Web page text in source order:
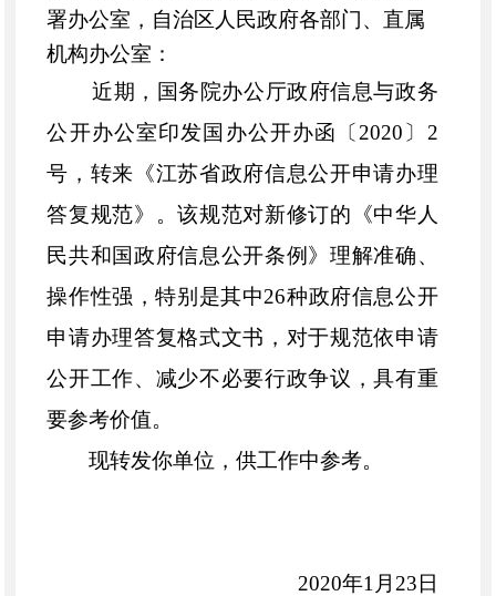
署办公室，自治区人民政府各部门、直属
机构办公室：
近期，国务院办公厅政府信息与政务
公开办公室印发国办公开办函〔2020〕2
号，转来《江苏省政府信息公开申请办理
答复规范》。该规范对新修订的《中华人
民共和国政府信息公开条例》理解准确、
操作性强，特别是其中26种政府信息公开
申请办理答复格式文书，对于规范依申请
公开工作、减少不必要行政争议，具有重
要参考价值。
现转发你单位，供工作中参考。
2020年1月23日